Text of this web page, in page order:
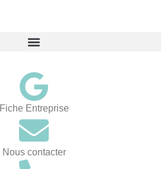
Fiche Entreprise
Nous contacter